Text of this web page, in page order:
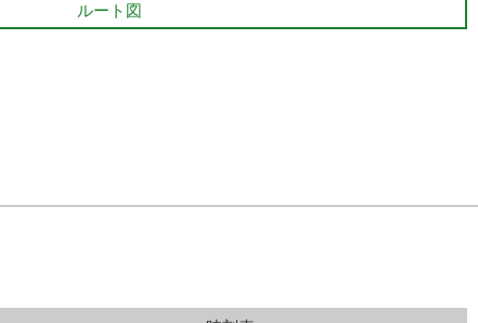
ルート図